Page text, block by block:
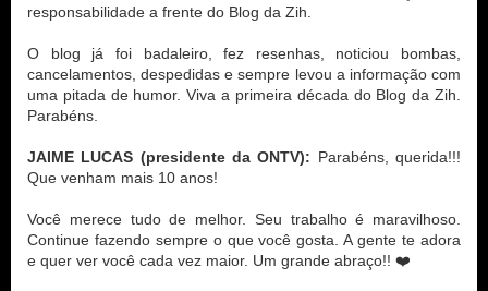
responsabilidade a frente do Blog da Zih.
O blog já foi badaleiro, fez resenhas, noticiou bombas,
cancelamentos, despedidas e sempre levou a informação com
uma pitada de humor. Viva a primeira década do Blog da Zih.
Parabéns.
JAIME LUCAS (presidente da ONTV): Parabéns, querida!!!
Que venham mais 10 anos!
Você merece tudo de melhor. Seu trabalho é maravilhoso.
Continue fazendo sempre o que você gosta. A gente te adora
e quer ver você cada vez maior. Um grande abraço!! ❤️